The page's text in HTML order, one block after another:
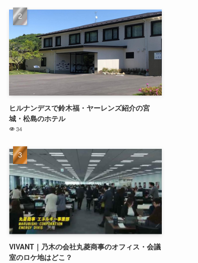
ヒルナンデスで鈴木福・ヤーレンズ紹介の宮
城・松島のホテル
34
VIVANT｜乃木の会社丸菱商事のオフィス・会議
室のロケ地はどこ？